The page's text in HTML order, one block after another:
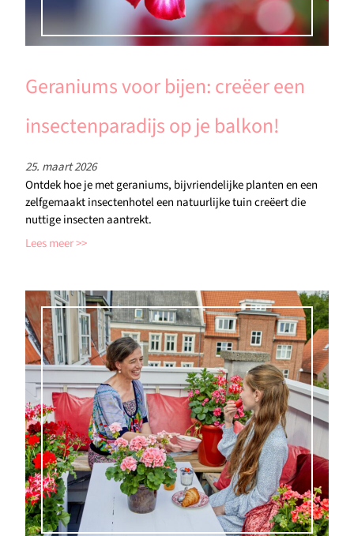
Geraniums voor bijen: creëer een
insectenparadijs op je balkon!
25. maart 2026
Ontdek hoe je met geraniums, bijvriendelijke planten en een
zelfgemaakt insectenhotel een natuurlijke tuin creëert die
nuttige insecten aantrekt.
Lees meer